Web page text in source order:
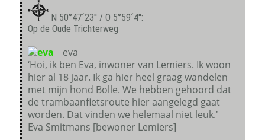
N 50°47´23'' / O 5°59´4'':
Op de Oude Trichterweg
eva
‘Hoi, ik ben Eva, inwoner van Lemiers. Ik woon
hier al 18 jaar. Ik ga hier heel graag wandelen
met mijn hond Bolle. We hebben gehoord dat
de trambaanfietsroute hier aangelegd gaat
worden. Dat vinden we helemaal niet leuk.'
Eva Smitmans [bewoner Lemiers]